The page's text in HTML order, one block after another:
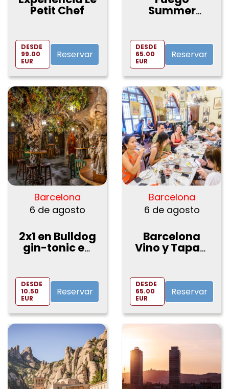
Petit Chef
DESDE
99.00
EUR
Reservar
Summer
DESDE
65.00
EUR
Reservar
Barcelona
6 de agosto
2x1 en Bulldog
gin-tonic en
Bosc de les
DESDE
10.50
EUR
Reservar
Barcelona
6 de agosto
Barcelona
Vino y Tapas:
Tour guiado
eléctrica
DESDE
65.00
EUR
Reservar